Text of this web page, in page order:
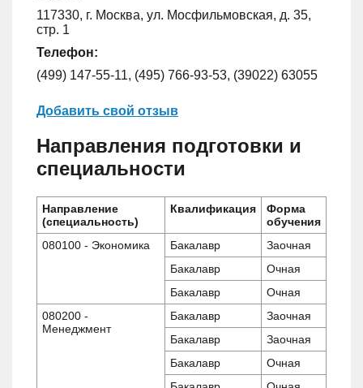
117330, г. Москва, ул. Мосфильмовская, д. 35,
стр. 1
Телефон:
(499) 147-55-11, (495) 766-93-53, (39022) 63055
Добавить свой отзыв
Направления подготовки и
специальности
Направление
(специальность)
Квалификация
Форма
обучения
080100 - Экономика
Бакалавр
Заочная
Бакалавр
Очная
Бакалавр
Очная
080200 -
Менеджмент
Бакалавр
Заочная
Бакалавр
Заочная
Бакалавр
Очная